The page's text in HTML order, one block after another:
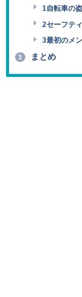
1自転車の
2セーフテ
3最初のメ
3 まとめ